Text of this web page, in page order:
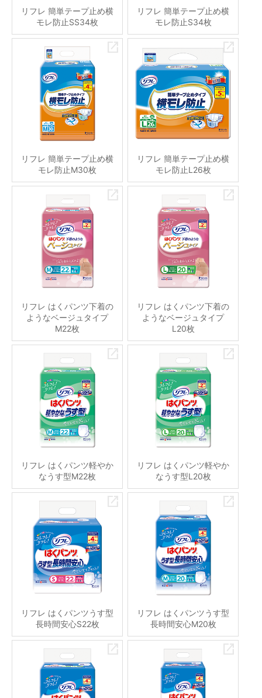
リフレ 簡単テープ止め横
モレ防止SS34枚
リフレ 簡単テープ止め横
モレ防止S34枚
リフレ 簡単テープ止め横
モレ防止M30枚
リフレ 簡単テープ止め横
モレ防止L26枚
リフレ はくパンツ下着の
ようなベージュタイプ
M22枚
リフレ はくパンツ下着の
ようなベージュタイプ
L20枚
リフレ はくパンツ軽やか
なうす型M22枚
リフレ はくパンツ軽やか
なうす型L20枚
リフレ はくパンツうす型
長時間安心S22枚
リフレ はくパンツうす型
長時間安心M20枚